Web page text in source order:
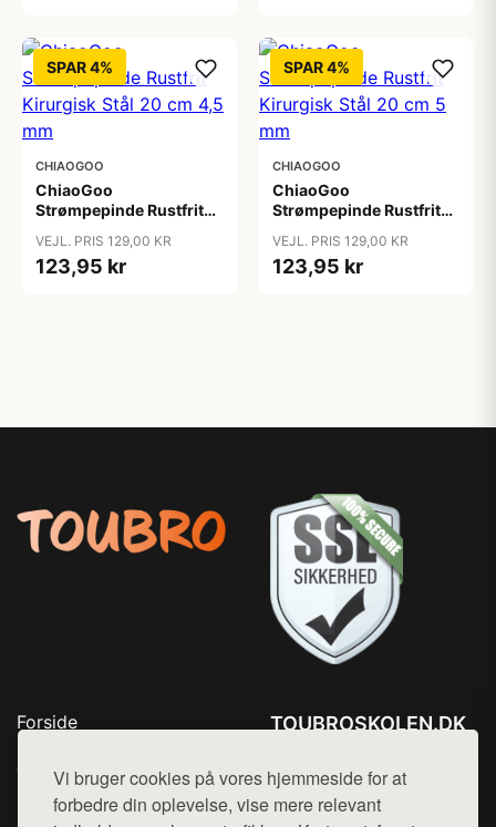
Vi bruger cookies på vores hjemmeside for at
forbedre din oplevelse, vise mere relevant
SPAR 4%
CHIAOGOO
ChiaoGoo
Strømpepinde Rustfrit
mm
VEJL. PRIS 129,00 KR
123,95 kr
SPAR 4%
CHIAOGOO
ChiaoGoo
Strømpepinde Rustfrit
mm
VEJL. PRIS 129,00 KR
123,95 kr
Forside
Top Rabatter
Blog
TOUBROSKOLEN.DK
Mail: hej@want.dk